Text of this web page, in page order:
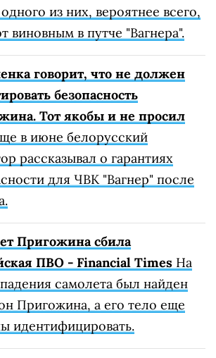
из них, вероятнее всего,
виновным в путче "Вагнера".
говорит, что не должен
безопасность
Тот якобы и не просил
в июне белорусский
рассказывал о гарантиях
для ЧВК "Вагнер" после
Пригожина сбила
ПВО - Financial Times На
самолета был найден
Пригожина, а его тело еще
идентифицировать.